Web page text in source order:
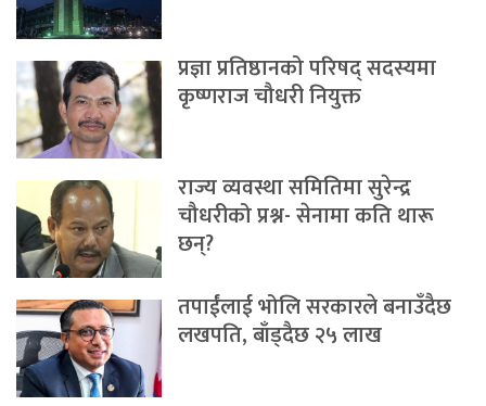
प्रज्ञा प्रतिष्ठानको परिषद् सदस्यमा
कृष्णराज चौधरी नियुक्त
राज्य व्यवस्था समितिमा सुरेन्द्र
चौधरीको प्रश्न- सेनामा कति थारू
छन्?
तपाईंलाई भोलि सरकारले बनाउँदैछ
लखपति, बाँड्दैछ २५ लाख